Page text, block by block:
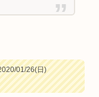
01/26(日)